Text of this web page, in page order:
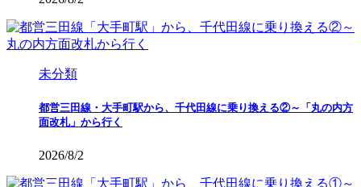
未分類
都営三田線・大手町駅から、千代田線に乗り換える②～「丸の内方
面改札」から行く
2026/8/2